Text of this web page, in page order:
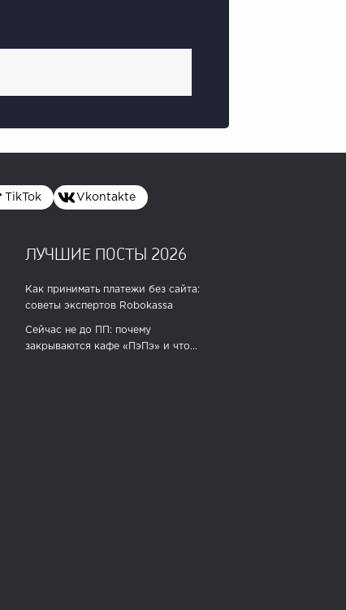
TikTok Vkontakte
ЛУЧШИЕ ПОСТЫ 2026
Как принимать платежи без сайта:
советы экспертов Robokassa
Сейчас не до ПП: почему
закрываются кафе «ПэПэ» и что...